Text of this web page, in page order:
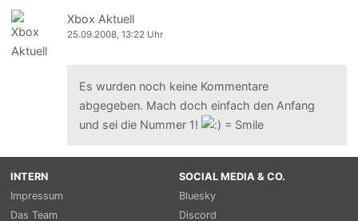
Xbox Aktuell
25.09.2008, 13:22 Uhr
Es wurden noch keine Kommentare
abgegeben. Mach doch einfach den Anfang
und sei die Nummer 1!
INTERN
Impressum
Das Team
SOCIAL MEDIA & CO.
Bluesky
Discord